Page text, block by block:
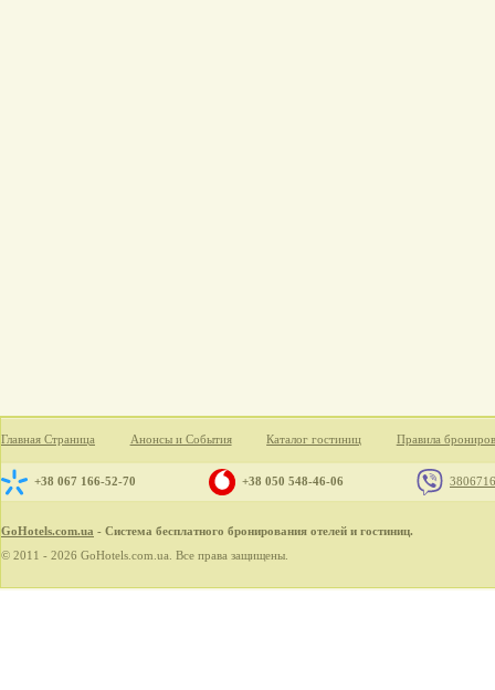
Главная Страница Анонсы и События Каталог гостиниц Правила
+38 067 166-52-70 +38 050 548-46-06
GoHotels.com.ua - Система бесплатного бронирования отелей и гостиниц.
© 2011 - 2026 GoHotels.com.ua. Все права защищены.